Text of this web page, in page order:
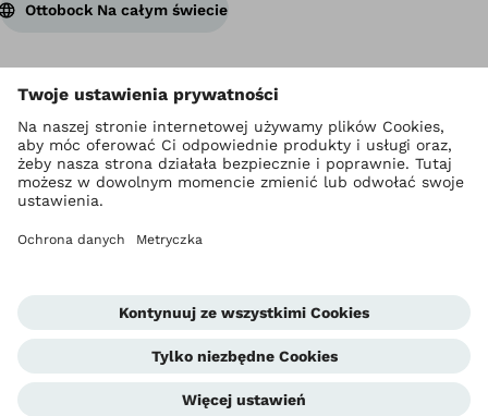
Ottobock Na całym świecie
Prawa autorskie Ottobock
Ustawienia prywatności
Polityka prywatności
Metryczka
Jednostka informowania o nieprawidłowościach
Global Website
Kontakt